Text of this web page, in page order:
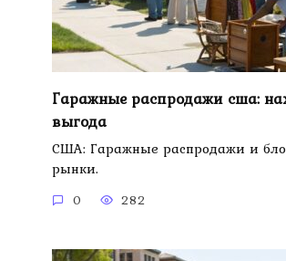
Гаражные распродажи сша:
выгода
США: Гаражные распродажи и
рынки.
0 282